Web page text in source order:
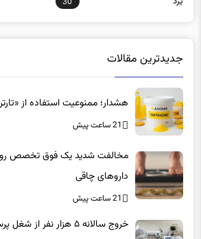
21 ساعت پیش
داروهای چاقی
21 ساعت پیش
خروج سالانه ۵ هزار نفر از
عجیب: ۶۰ هزار پرستار خانه‌نشین شدند؟